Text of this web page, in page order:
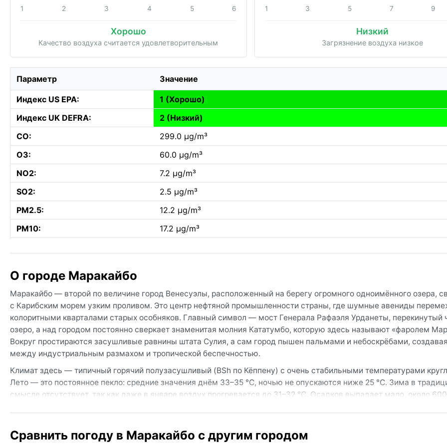
1 2 3 4 5 6
Хорошо
Качество воздуха считается удовлетворительным
1 3 5 7 9
Низкий
Загрязнение воздуха низкое
Параметр Значение
Индекс US EPA:
1 (Хорошо)
Индекс UK DEFRA:
2 (Низкий)
CO:
299.0 µg/m³
O3:
60.0 µg/m³
NO2:
7.2 µg/m³
SO2:
2.5 µg/m³
PM2.5:
12.2 µg/m³
PM10:
17.2 µg/m³
О городе Маракайбо
Маракайбо — второй по величине город Венесуэлы, расположенный на берегу огромного одноимённого озера,
с Карибским морем узким проливом. Это центр нефтяной промышленности страны, где шумные авениды
колоритными кварталами старых особняков. Главный символ — мост Генерала Рафаэля Урданеты, перекинутый
озеро, а над городом постоянно сверкает знаменитая молния Кататумбо, которую здесь называют «фаролем
Вокруг простираются засушливые равнины штата Сулия, а сам город пышен пальмами и небоскрёбами,
между индустриальным размахом и тропической беспечностью.
Климат здесь — типичный горячий полузасушливый (BSh по Кёппену) с очень стабильными температурами
Лето — это постоянное пекло: средние значения днём 33–35 °C, ночью не опускаются ниже 25 °C. Зима в
смысле отсутствует, так как даже в январе воздух прогревается до 31–32 °C. Осадков выпадает мало, около
непромокаемая куртка на случай внезапного дождя.
Сравнить погоду в Маракайбо с другим городом